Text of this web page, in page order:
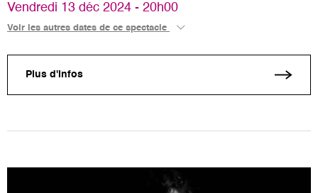
Vendredi 13 déc 2024 - 20h00
Voir les autres dates de ce spectacle
Plus d'infos